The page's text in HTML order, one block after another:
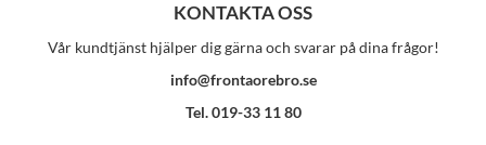
KONTAKTA OSS
Vår kundtjänst hjälper dig gärna och svarar på dina frågor!
info@frontaorebro.se
Tel. 019-33 11 80